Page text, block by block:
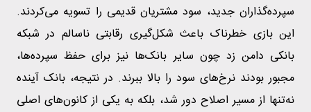
سپرده‌گذاران جدید، سود مشتریان قدیمی را تسویه می‌کردند.
این بازی خطرناک باعث شکل‌گیری رقابتی ناسالم در شبکه
بانکی دامن زد چون سایر بانک‌ها نیز برای حفظ سپرده‌ها،
مجبور بودند نرخ‌های سود را بالا ببرند. در نتیجه، بانک آینده
نه‌تنها از مسیر اصلاح دور شد، بلکه به یکی از کانون‌های اصلی